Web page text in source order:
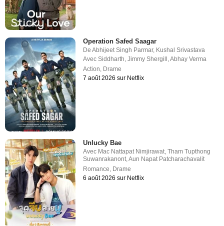
Operation Safed Saagar
DeAbhijeet Singh Parmar, Kushal Srivastava
AvecSiddharth,Jimmy Shergill ,Abhay Verma
Action, Drame
7 août 2026 sur Netflix
Unlucky Bae
Avec Mac Nattapat Nimjirawat,Tham Tupthong
Suwanrakanont,Aun Napat Patcharachavalit
Romance, Drame
6 août 2026 sur Netflix